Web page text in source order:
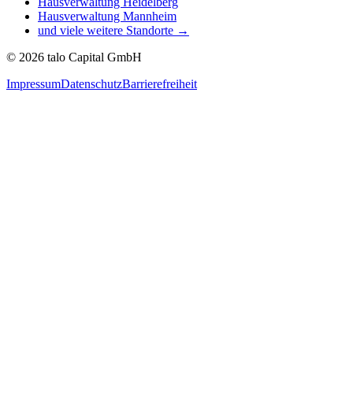
Hausverwaltung Mannheim
und viele weitere Standorte →
© 2026 talo Capital GmbH
ImpressumDatenschutzBarrierefreiheit